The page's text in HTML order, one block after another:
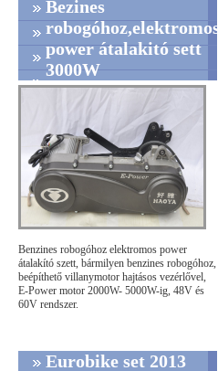
Bezines
robogóhoz,elektromos
power átalakitó sett
3000W
Benzines robogóhoz elektromos power
átalakító szett, bármilyen benzines robogóhoz,
beépíthető villanymotor hajtásos vezérlővel,
E-Power motor 2000W- 5000W-ig, 48V és
60V rendszer.
Eurobike set 2013